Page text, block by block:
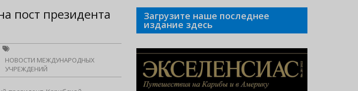
пост президента
НОВОСТИ МЕЖДУНАРОДНЫХ
УЧРЕЖДЕНИЙ
Загрузите наше последнее
издание здесь